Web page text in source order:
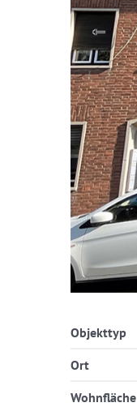
Objekttyp
Ort
Wohnfläche